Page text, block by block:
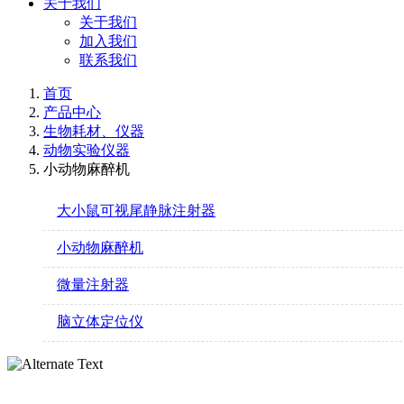
关于我们
加入我们
联系我们
首页
产品中心
生物耗材、仪器
动物实验仪器
小动物麻醉机
大小鼠可视尾静脉注射器
小动物麻醉机
微量注射器
脑立体定位仪